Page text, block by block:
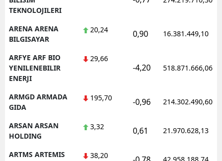
TEKNOLOJILERI
ARENA ARENA
BILGISAYAR
20,24 0,90 16.381.449,10
ARFYE ARF BIO
YENILENEBILIR
ENERJI
29,66
-4,20 518.871.666,06
ARMGD ARMADA
GIDA
195,70 -0,96 214.302.490,60
ARSAN ARSAN
HOLDING
3,32 0,61 21.970.628,13
ARTMS ARTEMIS
38,20